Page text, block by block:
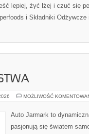
lepiej, żyć lżej i czuć się
i Składniki
MOŻLIWOŚĆ
Auto Jarmark to
pasjonują się światem